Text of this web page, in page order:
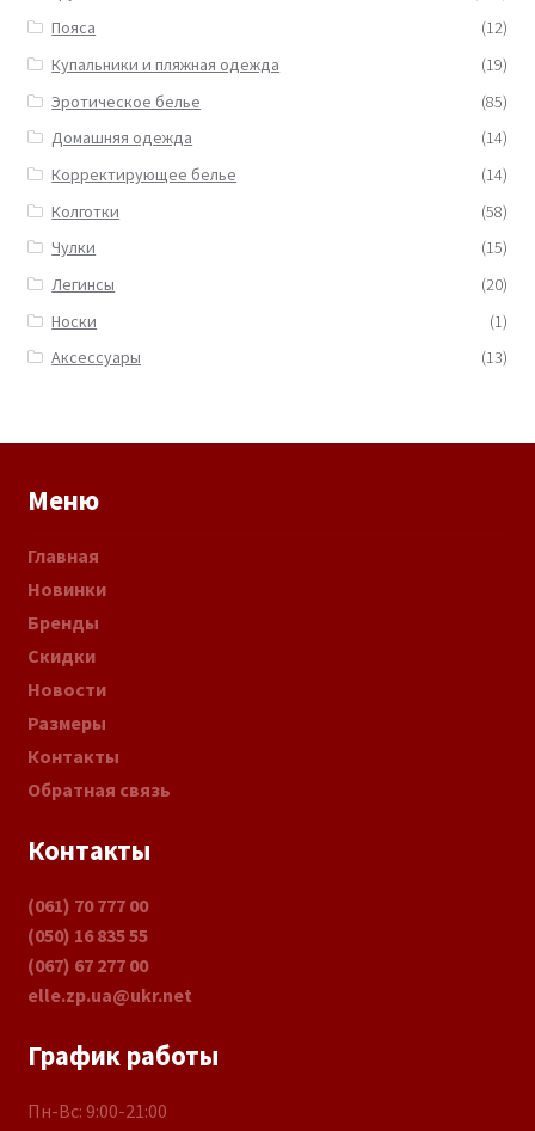
Пояса
(12)
Купальники и пляжная одежда
(19)
Эротическое белье
(85)
Домашняя одежда
(14)
Корректирующее белье
(14)
Колготки
(58)
Чулки
(15)
Легинсы
(20)
Носки
(1)
Аксессуары
(13)
Меню
Главная
Новинки
Бренды
Скидки
Новости
Размеры
Контакты
Обратная связь
Контакты
(061) 70 777 00
(050) 16 835 55
(067) 67 277 00
elle.zp.ua@ukr.net
График работы
Пн-Вс: 9:00-21:00